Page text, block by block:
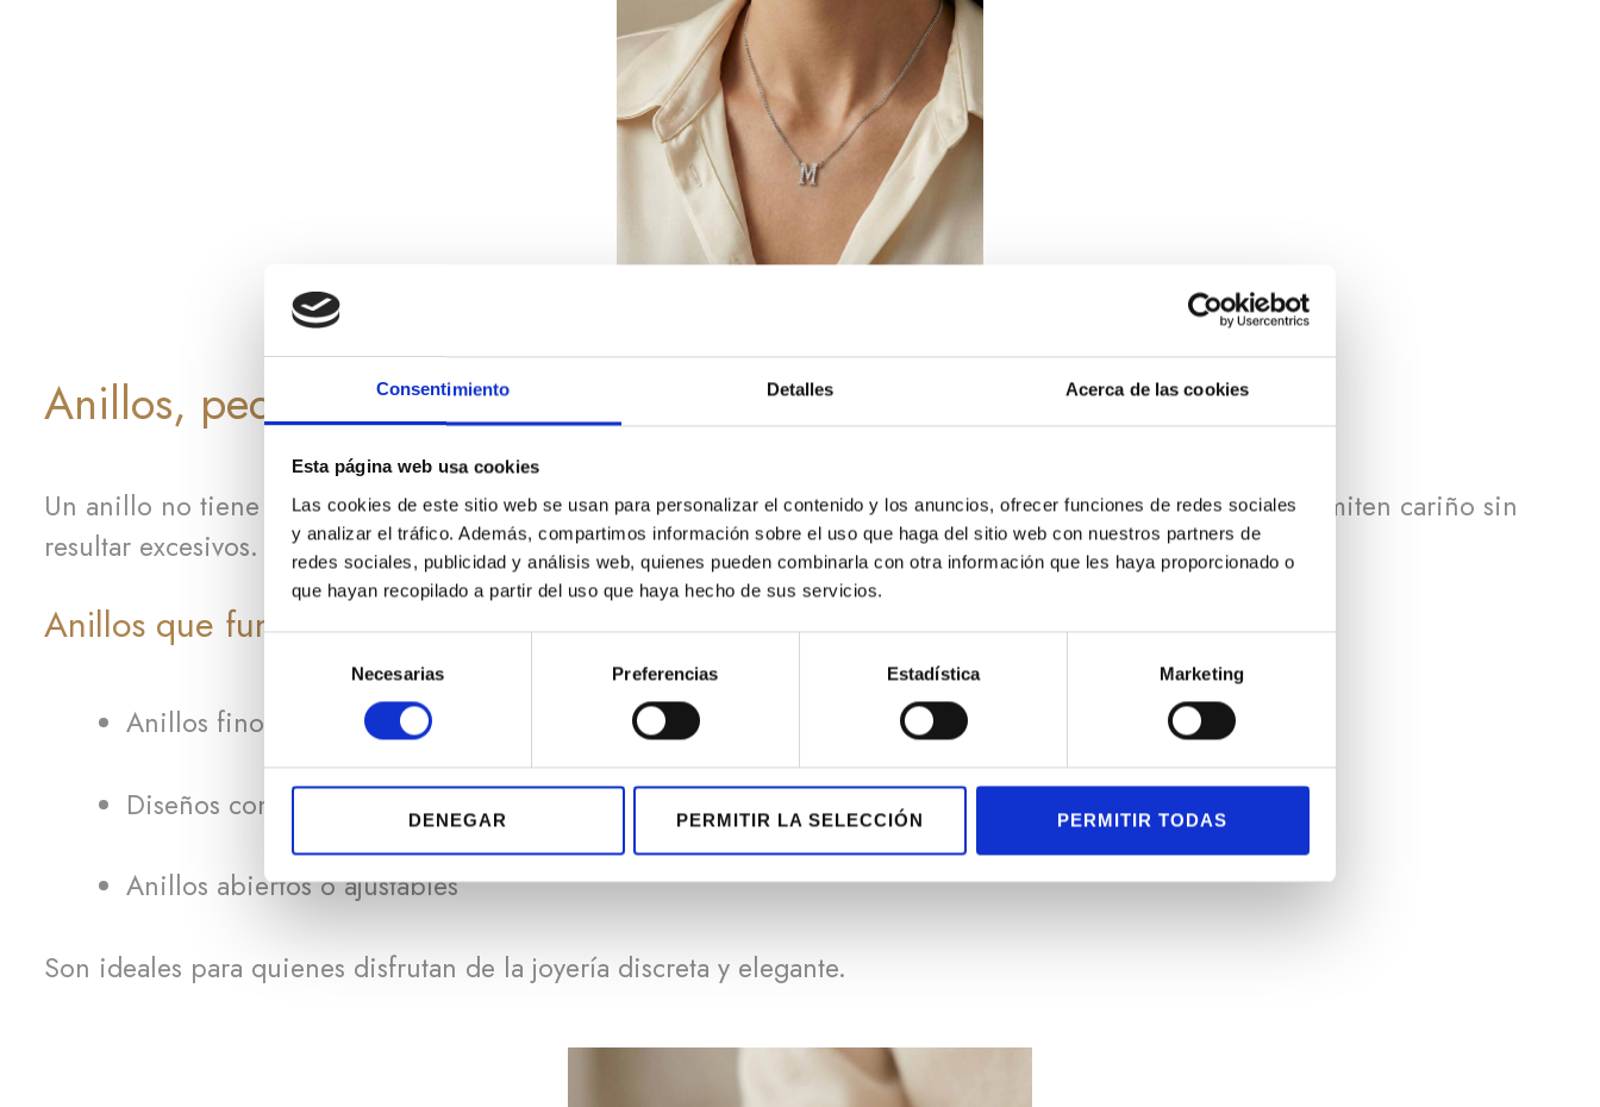
Consentimiento Detalles Acerca de las cookies
Esta página web usa cookies
Las cookies de este sitio web se usan para personalizar el contenido y los anuncios, ofrecer funciones de redes sociales
y analizar el tráfico. Además, compartimos información sobre el uso que haga del sitio web con nuestros partners de
redes sociales, publicidad y análisis web, quienes pueden combinarla con otra información que les haya proporcionado o
que hayan recopilado a partir del uso que haya hecho de sus servicios.
n
c
o
Necesarias Preferencias Estadística Marketing
DENEGAR PERMITIR LA SELECCIÓN PERMITIR TODAS
Anillos, pequeños detalles con gran significado
Un anillo no tiene por qué ser una declaración formal para ser especial. Existen diseños sencillos que transmiten cariño sin
resultar excesivos.
Anillos que funcionan siempre
Anillos finos y delicados
Diseños con piedras pequeñas
Anillos abiertos o ajustables
Son ideales para quienes disfrutan de la joyería discreta y elegante.